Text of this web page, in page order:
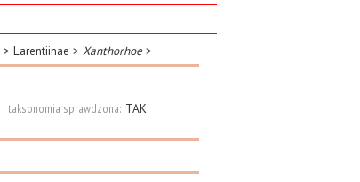
> Larentiinae > Xanthorhoe>
taksonomia sprawdzona: TAK